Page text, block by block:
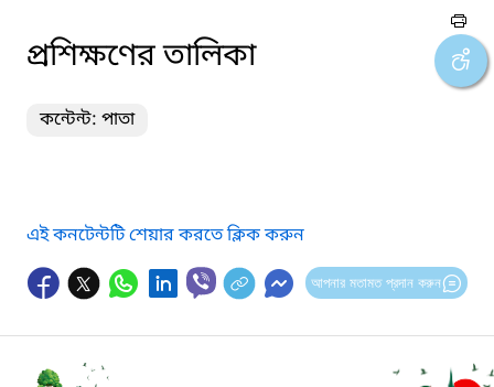
প্রশিক্ষণের তালিকা
কন্টেন্ট: পাতা
এই কনটেন্টটি শেয়ার করতে ক্লিক করুন
আপনার মতামত প্রদান করুন